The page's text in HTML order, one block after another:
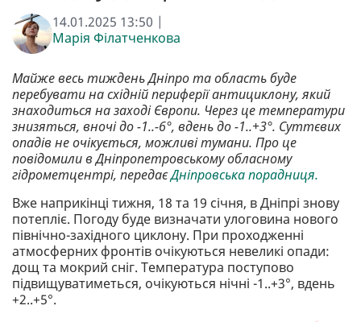
14.01.2025 13:50 |
Марія Філатченкова
Майже весь тиждень Дніпро та область буде
перебувати на східній периферії антициклону, який
знаходиться на заході Європи. Через це температури
знизяться, вночі до -1..-6°, вдень до -1..+3°. Суттєвих
опадів не очікується, можливі тумани. Про це
повідомили в Дніпропетровському обласному
гідрометцентрі, передаєДніпровська порадниця.
Вже наприкінці тижня, 18 та 19 січня, в Дніпрі знову
потепліє. Погоду буде визначати улоговина нового
північно-західного циклону. При проходженні
атмосферних фронтів очікуються невеликі опади:
дощ та мокрий сніг. Температура поступово
підвищуватиметься, очікуються нічні -1..+3°, вдень
+2..+5°.